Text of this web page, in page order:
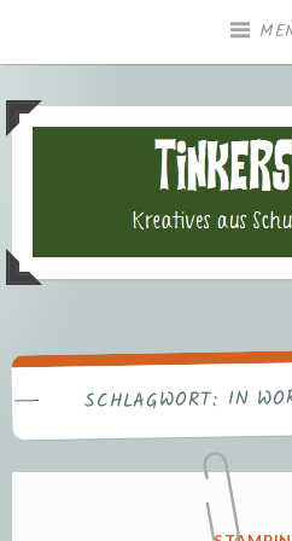
Tinkerswelt –
Freizeit
SCHLAGWORT: IN